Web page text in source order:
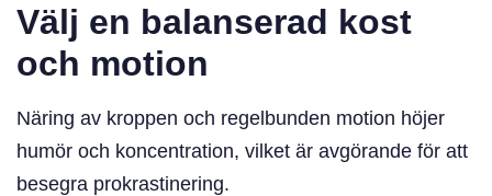
Välj en balanserad kost
och motion
Näring av kroppen och regelbunden motion höjer
humör och koncentration, vilket är avgörande för att
besegra prokrastinering.